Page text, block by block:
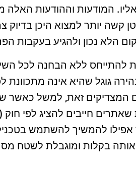
המודעות וההודעות האלה
קשה יותר למצוא היכן בדיוק
הלא נכון ולהגיע בעקבות
להתייחס ללא הבחנה לכל
גוגל שהיא אינה
המצדיקים זאת, למשל כאשר
שאתרים חייבים להציג לפי
אפילו להמשיך להשתמש
בקלות ומוגבלת לשטח מסך